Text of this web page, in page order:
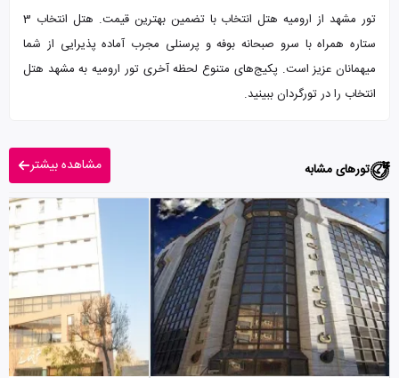
تور مشهد از ارومیه هتل انتخاب با تضمین بهترین قیمت. هتل انتخاب 3
ستاره همراه با سرو صبحانه بوفه و پرسنلی مجرب آماده پذیرایی از شما
میهمانان عزیز است. پکیج‌های متنوع لحظه آخری تور ارومیه به مشهد هتل
انتخاب را در تورگردان ببینید.
تورهای مشابه مشاهده بیشتر